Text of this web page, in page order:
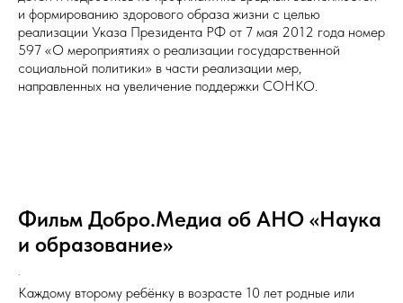
и формированию здорового образа жизни с целью
реализации Указа Президента РФ от 7 мая 2012 года номер
597 «О мероприятиях о реализации государственной
социальной политики» в части реализации мер,
направленных на увеличение поддержки СОНКО.
Фильм Добро.Медиа об АНО «Наука
и образование»
Каждому второму ребёнку в возрасте 10 лет родные или